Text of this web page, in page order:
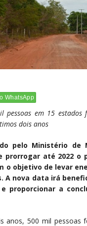
WhatsApp
pessoas em 15 estados
dois anos
pelo Ministério de
prorrogar até 2022 o
o objetivo de levar
A nova data irá
proporcionar a
anos, 500 mil pessoas